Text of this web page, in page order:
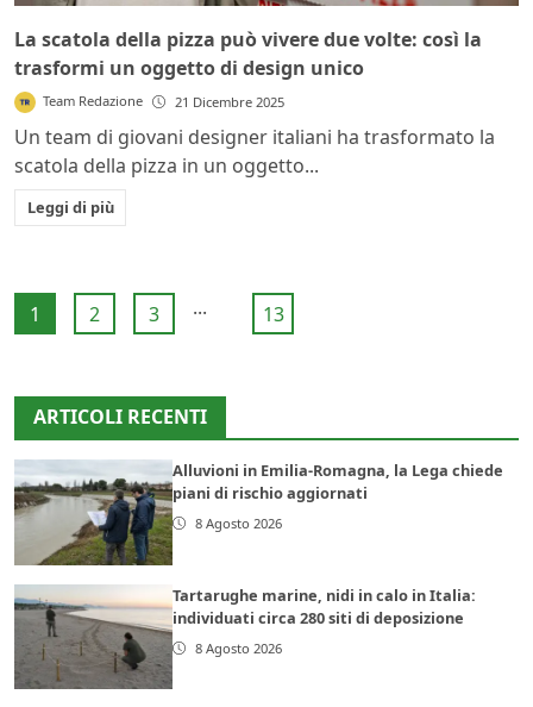
La scatola della pizza può vivere due volte: così la
trasformi un oggetto di design unico
Team Redazione 21 Dicembre 2025
Un team di giovani designer italiani ha trasformato la
scatola della pizza in un oggetto...
Leggi di più
1 2 3 ... 13
ARTICOLI RECENTI
Alluvioni in Emilia-Romagna, la Lega chiede
piani di rischio aggiornati
8 Agosto 2026
Tartarughe marine, nidi in calo in Italia:
individuati circa 280 siti di deposizione
8 Agosto 2026